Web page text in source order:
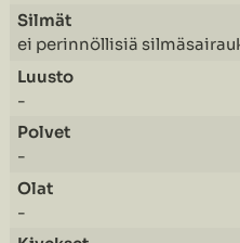
ei perinnöllisiä
-
-
-